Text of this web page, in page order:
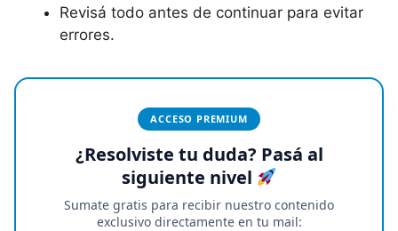
Revisá todo antes de continuar para evitar
errores.
ACCESO PREMIUM
¿Resolviste tu duda? Pasá al
siguiente nivel
Sumate gratis para recibir nuestro contenido
exclusivo directamente en tu mail: